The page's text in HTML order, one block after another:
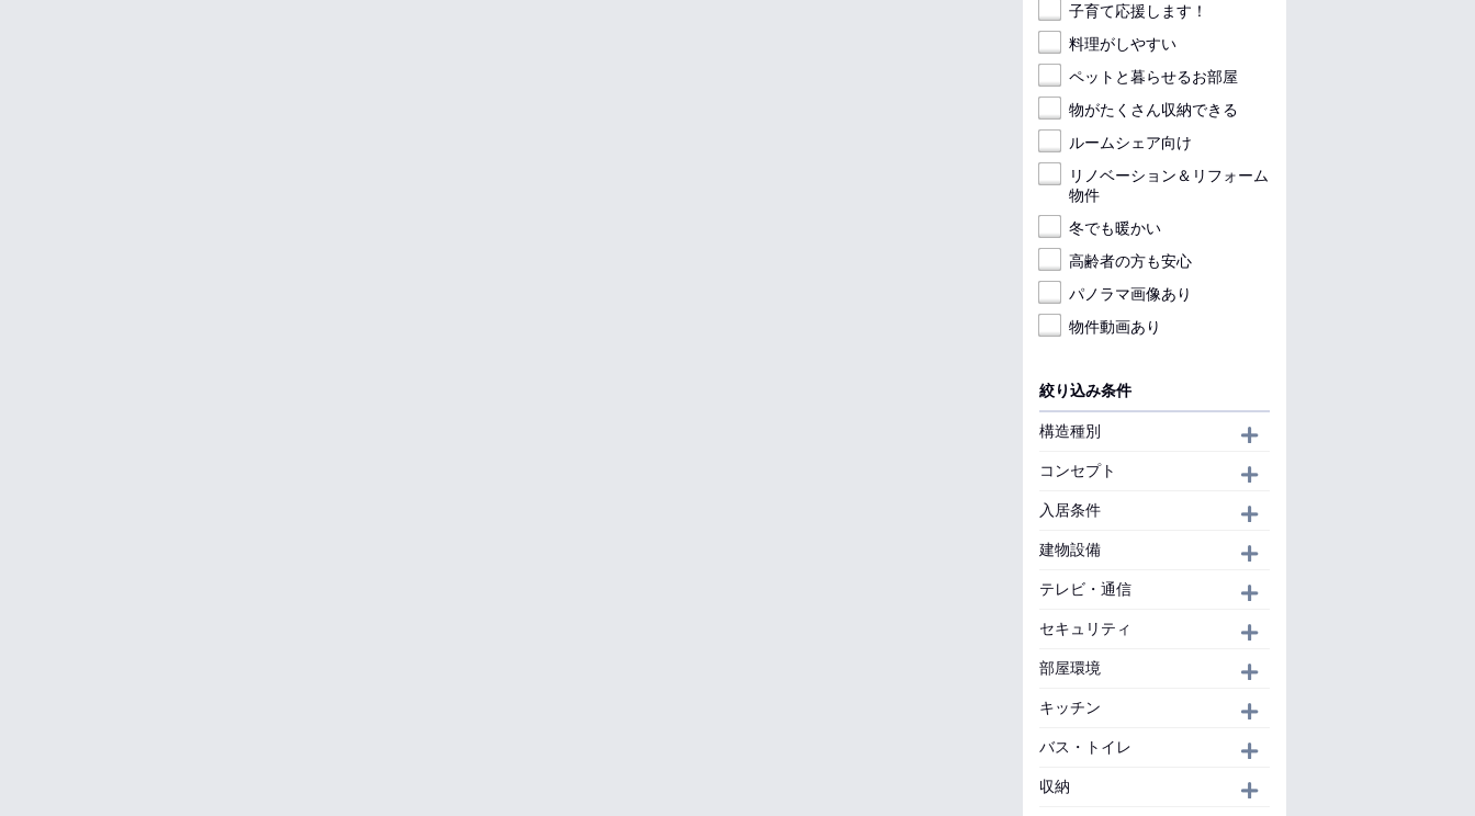
子育て応援します！
料理がしやすい
ペットと暮らせるお部屋
物がたくさん収納できる
ルームシェア向け
リノベーション＆リフォーム
物件
冬でも暖かい
高齢者の方も安心
パノラマ画像あり
物件動画あり
絞り込み条件
構造種別
コンセプト
入居条件
建物設備
テレビ・通信
セキュリティ
部屋環境
キッチン
バス・トイレ
収納